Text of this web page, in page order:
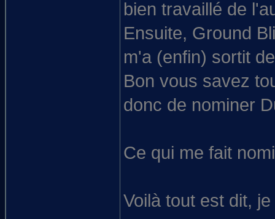
bien travaillé de
Ensuite, Ground
m'a (enfin) sortit
Bon vous savez
donc de nominer
Ce qui me fait
Voilà tout est dit,